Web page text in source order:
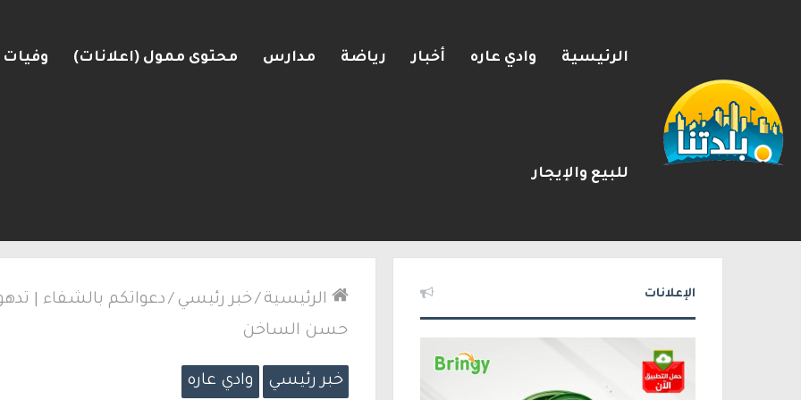
الرئيسية وادي عاره أخبار رياضة مدارس محتوى ممول (اعلانات) وفيات
للبيع والإيجار
الرئيسية /خبر رئيسي / دعواتكم بالشفاء |
حسن الساخن
خبر رئيسي وادي عاره
الإعلانات